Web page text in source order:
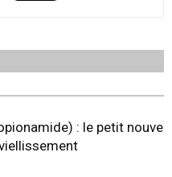
: le petit